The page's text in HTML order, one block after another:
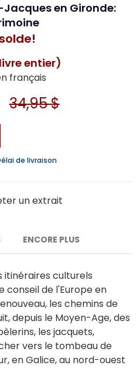
en Gironde:
entier)
français
34,95 $
de livraison
un extrait
ENCORE PLUS
itinéraires culturels
conseil de l'Europe en
les chemins de
depuis le Moyen-Age, des
les jacquets,
vers le tombeau de
en Galice, au nord-ouest